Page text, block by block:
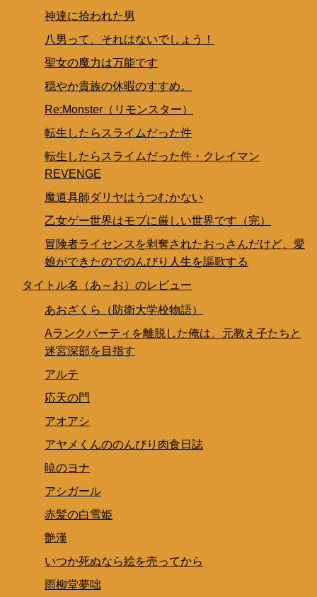
神達に拾われた男
八男って、それはないでしょう！
聖女の魔力は万能です
穏やか貴族の休暇のすすめ。
Re:Monster（リモンスター）
転生したらスライムだった件
転生したらスライムだった件・クレイマン
REVENGE
魔道具師ダリヤはうつむかない
乙女ゲー世界はモブに厳しい世界です（完）
冒険者ライセンスを剥奪されたおっさんだけど、愛
娘ができたのでのんびり人生を謳歌する
タイトル名（あ～お）のレビュー
あおざくら（防衛大学校物語）
Aランクパーティを離脱した俺は、元教え子たちと
迷宮深部を目指す
アルテ
応天の門
アオアシ
アヤメくんののんびり肉食日誌
暁のヨナ
アシガール
赤髪の白雪姫
艶漢
いつか死ぬなら絵を売ってから
雨柳堂夢咄